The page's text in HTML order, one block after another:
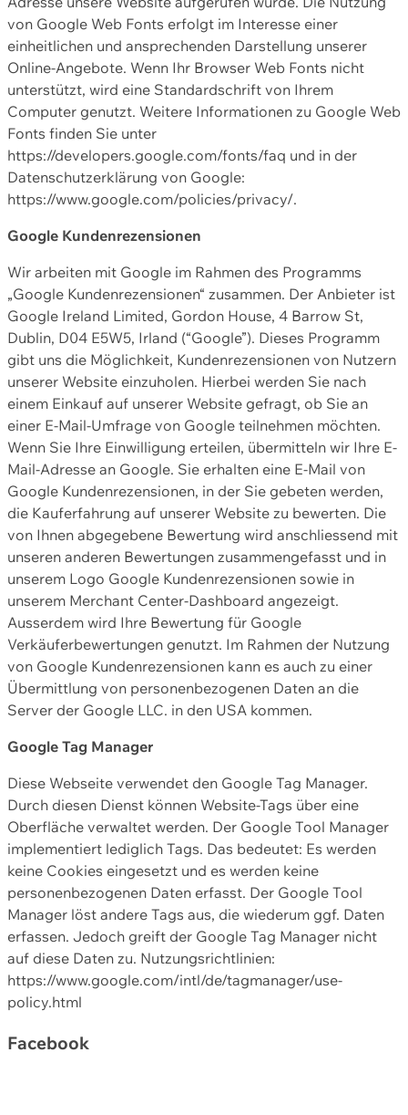
von Google Web Fonts erfolgt im Interesse einer
einheitlichen und ansprechenden Darstellung unserer
Online-Angebote. Wenn Ihr Browser Web Fonts nicht
unterstützt, wird eine Standardschrift von Ihrem
Computer genutzt. Weitere Informationen zu Google Web
Fonts finden Sie unter
https://developers.google.com/fonts/faq und in der
Datenschutzerklärung von Google:
https://www.google.com/policies/privacy/.
Google Kundenrezensionen
Wir arbeiten mit Google im Rahmen des Programms
„Google Kundenrezensionen“ zusammen. Der Anbieter ist
Google Ireland Limited, Gordon House, 4 Barrow St,
Dublin, D04 E5W5, Irland (“Google”). Dieses Programm
gibt uns die Möglichkeit, Kundenrezensionen von Nutzern
unserer Website einzuholen. Hierbei werden Sie nach
einem Einkauf auf unserer Website gefragt, ob Sie an
einer E-Mail-Umfrage von Google teilnehmen möchten.
Wenn Sie Ihre Einwilligung erteilen, übermitteln wir Ihre E-
Mail-Adresse an Google. Sie erhalten eine E-Mail von
Google Kundenrezensionen, in der Sie gebeten werden,
die Kauferfahrung auf unserer Website zu bewerten. Die
von Ihnen abgegebene Bewertung wird anschliessend mit
unseren anderen Bewertungen zusammengefasst und in
unserem Logo Google Kundenrezensionen sowie in
unserem Merchant Center-Dashboard angezeigt.
Ausserdem wird Ihre Bewertung für Google
Verkäuferbewertungen genutzt. Im Rahmen der Nutzung
von Google Kundenrezensionen kann es auch zu einer
Übermittlung von personenbezogenen Daten an die
Server der Google LLC. in den USA kommen.
Google Tag Manager
Diese Webseite verwendet den Google Tag Manager.
Durch diesen Dienst können Website-Tags über eine
Oberfläche verwaltet werden. Der Google Tool Manager
implementiert lediglich Tags. Das bedeutet: Es werden
keine Cookies eingesetzt und es werden keine
personenbezogenen Daten erfasst. Der Google Tool
Manager löst andere Tags aus, die wiederum ggf. Daten
erfassen. Jedoch greift der Google Tag Manager nicht
auf diese Daten zu. Nutzungsrichtlinien:
https://www.google.com/intl/de/tagmanager/use-
policy.html
Facebook